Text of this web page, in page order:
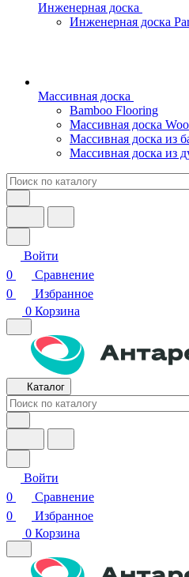
Инженерная доска
Инженерная доска
Массивная доска
Bamboo Flooring
Массивная доска
Массивная доска из
Массивная доска из
Войти
0
Сравнение
0
Избранное
0 Корзина
Каталог
Войти
0
Сравнение
0
Избранное
0 Корзина